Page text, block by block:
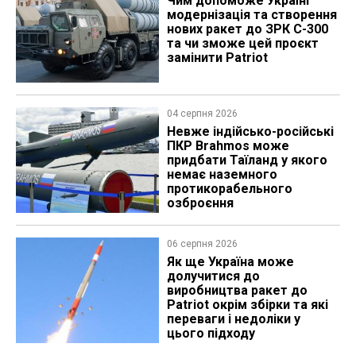
модернізація та створення
нових ракет до ЗРК С-300
та чи зможе цей проєкт
замінити Patriot
04 серпня 2026
Невже індійсько-російські
ПКР Brahmos може
придбати Таїланд у якого
немає наземного
протикорабельного
озброєння
06 серпня 2026
Як ще Україна може
долучитися до
виробництва ракет до
Patriot окрім збірки та які
переваги і недоліки у
цього підходу